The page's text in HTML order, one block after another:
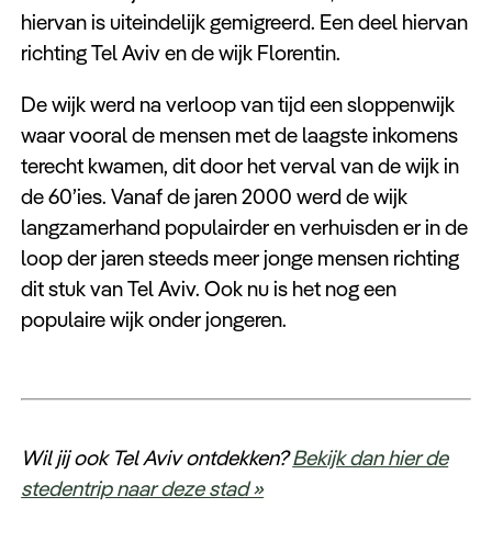
hiervan is uiteindelijk gemigreerd. Een deel hiervan
richting Tel Aviv en de wijk Florentin.
De wijk werd na verloop van tijd een sloppenwijk
waar vooral de mensen met de laagste inkomens
terecht kwamen, dit door het verval van de wijk in
de 60’ies. Vanaf de jaren 2000 werd de wijk
langzamerhand populairder en verhuisden er in de
loop der jaren steeds meer jonge mensen richting
dit stuk van Tel Aviv. Ook nu is het nog een
populaire wijk onder jongeren.
Wil jij ook Tel Aviv ontdekken?Bekijk dan hier de
stedentrip naar deze stad »